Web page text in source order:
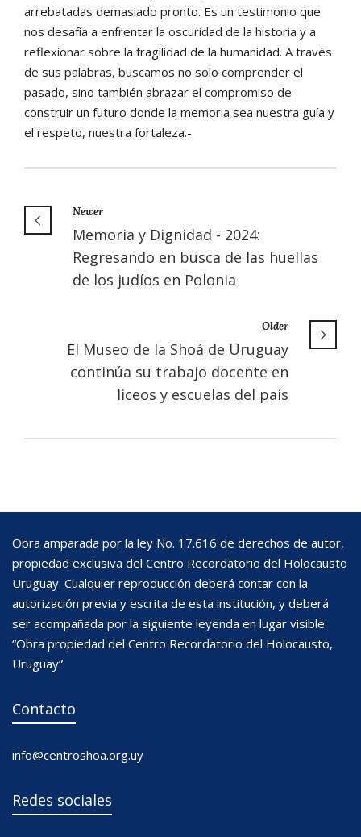
arrebatadas demasiado pronto. Es un testimonio que
nos desafía a enfrentar la oscuridad de la historia y a
reflexionar sobre la fragilidad de la humanidad. A través
de sus palabras, buscamos no solo comprender el
pasado, sino también abrazar el compromiso de
construir un futuro donde la memoria sea nuestra guía y
el respeto, nuestra fortaleza.-
Newer
Memoria y Dignidad - 2024:
Regresando en busca de las huellas
de los judíos en Polonia
Older
El Museo de la Shoá de Uruguay
continúa su trabajo docente en
liceos y escuelas del país
Obra amparada por la ley No. 17.616 de derechos de autor,
propiedad exclusiva del Centro Recordatorio del Holocausto
Uruguay. Cualquier reproducción deberá contar con la
autorización previa y escrita de esta institución, y deberá
ser acompañada por la siguiente leyenda en lugar visible:
“Obra propiedad del Centro Recordatorio del Holocausto,
Uruguay”.
Contacto
info@centroshoa.org.uy
Redes sociales